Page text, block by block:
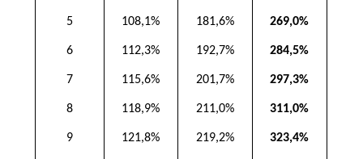
5 108,1% 181,6% 269,0%
6 112,3% 192,7% 284,5%
7 115,6% 201,7% 297,3%
8 118,9% 211,0% 311,0%
9 121,8% 219,2% 323,4%